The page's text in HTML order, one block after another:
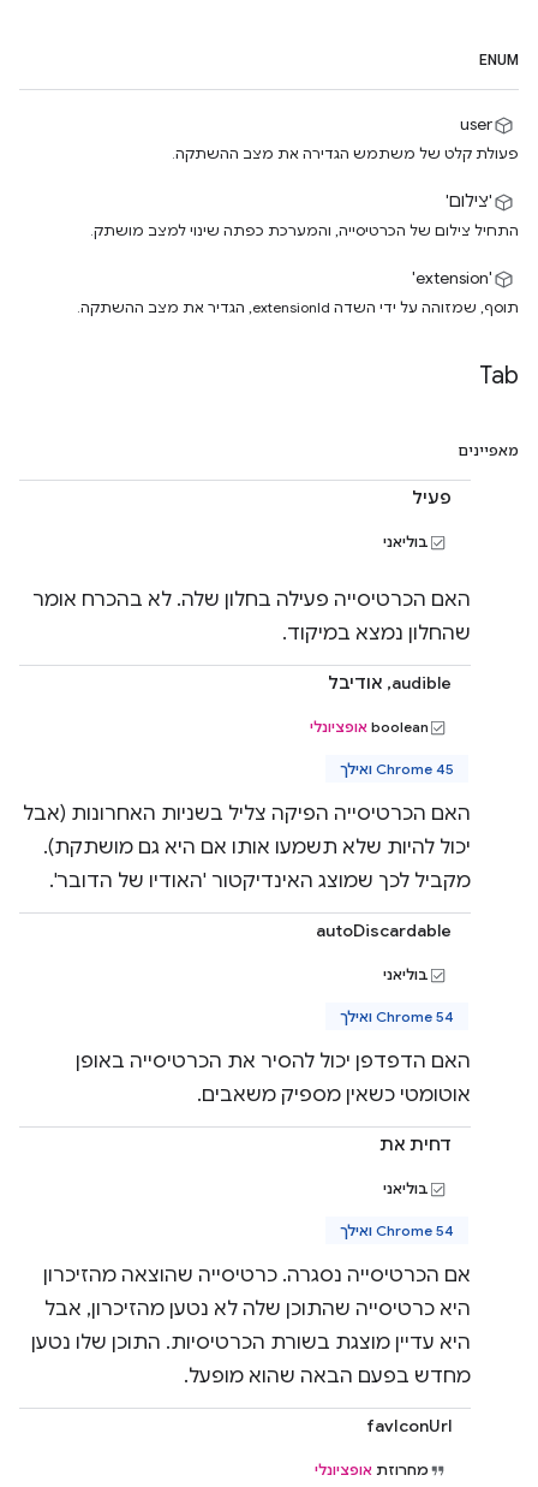
ENUM
user
פעולת קלט של משתמש הגדירה את מצב ההשתקה.
'צילום'
התחיל צילום של הכרטיסייה, והמערכת כפתה שינוי למצב מושתק.
'extension'
תוסף, שמזוהה על ידי השדה extensionId, הגדיר את מצב ההשתקה.
Tab
מאפיינים
פעיל
בוליאני
האם הכרטיסייה פעילה בחלון שלה. לא בהכרח אומר
שהחלון נמצא במיקוד.
audible, אודיבל
‫boolean אופציונלי
Chrome 45 ואילך
האם הכרטיסייה הפיקה צליל בשניות האחרונות (אבל
יכול להיות שלא תשמעו אותו אם היא גם מושתקת).
מקביל לכך שמוצג האינדיקטור 'האודיו של הדובר'.
autoDiscardable
בוליאני
Chrome 54 ואילך
האם הדפדפן יכול להסיר את הכרטיסייה באופן
אוטומטי כשאין מספיק משאבים.
דחית את
בוליאני
Chrome 54 ואילך
אם הכרטיסייה נסגרה. כרטיסייה שהוצאה מהזיכרון
היא כרטיסייה שהתוכן שלה לא נטען מהזיכרון, אבל
היא עדיין מוצגת בשורת הכרטיסיות. התוכן שלו נטען
מחדש בפעם הבאה שהוא מופעל.
favIconUrl
מחרוזת אופציונלי